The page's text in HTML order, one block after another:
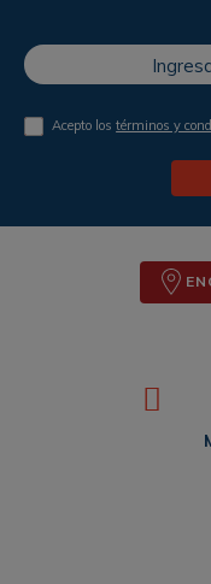
Acepto lostérminos y